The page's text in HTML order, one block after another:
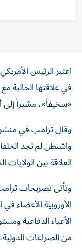
اعتبر الرئيس
في علاقتها الحالية
«سخيفاً»، مشيراً إلى
وقال ترامب في
واشنطن لم تجد
العلاقة بين
وتأتي تصريحات
الأوروبية الأعضاء
الأعباء الدفاعية
من الصراعات